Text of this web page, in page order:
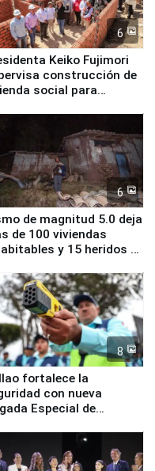
6
Keiko Fujimori
construcción de
social para
6
de magnitud 5.0 deja
de 100 viviendas
y 15 heridos en
8
fortalece la
con nueva
Especial de
para